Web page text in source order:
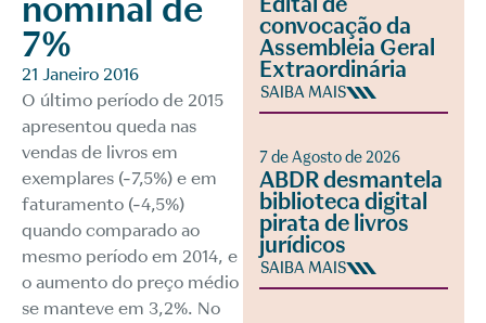
nominal de
7%
21 Janeiro 2016
O último período de 2015
apresentou queda nas
vendas de livros em
exemplares (-7,5%) e em
faturamento (-4,5%)
quando comparado ao
mesmo período em 2014, e
o aumento do preço médio
se manteve em 3,2%. No
convocação da
Assembleia Geral
Extraordinária
SAIBA MAIS
7 de Agosto de 2026
ABDR desmantela
biblioteca digital
pirata de livros
jurídicos
SAIBA MAIS